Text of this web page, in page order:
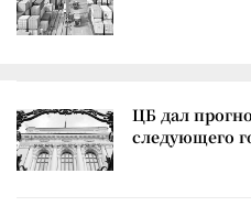
ЦБ дал
следующего